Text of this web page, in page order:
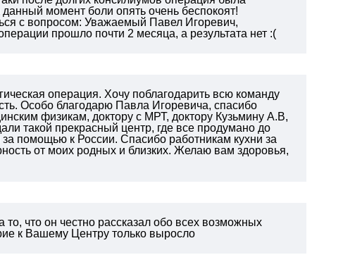
момент боли опять очень беспокоят!
с вопросом: Уважаемый Павел Игоревич,
прошло почти 2 месяца, а результата нет :(
операция. Хочу поблагодарить всю команду
Особо благодарю Павла Игоревича, спасибо
физикам, доктору с МРТ, доктору Кузьмину А.В,
такой прекрасный центр, где все продумано до
помощью к России. Спасибо работникам кухни за
от моих родных и близких. Желаю вам здоровья,
что он честно рассказал обо всех возможных
к Вашему Центру только выросло